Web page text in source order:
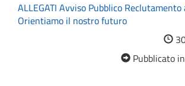
ALLEGATI Avviso Pubblico
Orientiamo il nostro futuro
Pubblicato